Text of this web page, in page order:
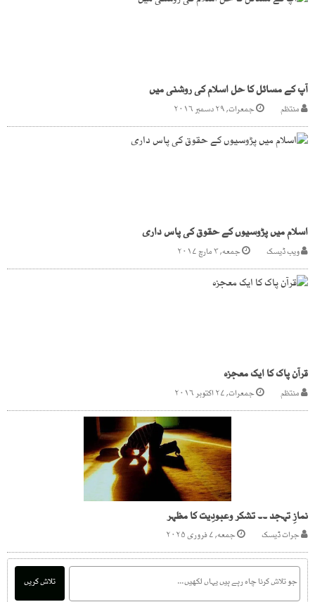
آپ کے مسائل کا حل اسلام کی روشنی میں
منتظم جمعرات, ۲۹ دسمبر ۲۰۱۶
اسلام میں پڑوسیوں کے حقوق کی پاس داری
ویب ڈیسک جمعه, ۳ مارچ ۲۰۱۷
قرآن پاک کا ایک معجزہ
منتظم جمعرات, ۲۷ اکتوبر ۲۰۱۶
نمازِ تہجد ۔۔ تشکر وعبودِیت کا مظہر
جرات ڈیسک جمعه, ۷ فروری ۲۰۲۵
تلاش کریں